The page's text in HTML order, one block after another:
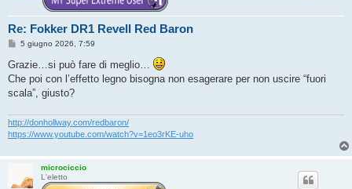
Re: Fokker DR1 Revell Red Baron
M
s
s
a
g
g
o
5 giugno 2026, 7:59
Grazie…si può fare di meglio…
Che poi con l’effetto legno bisogna non esagerare per non uscire “fuori
scala”, giusto?
http://donhollway.com/redbaron/
https://www.youtube.com/watch?v=1eo3rKE-uho
microciccio
L'eletto